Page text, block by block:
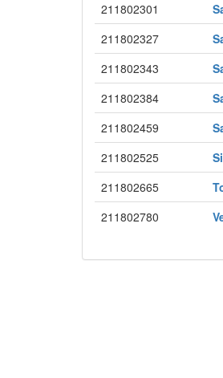
211802301
211802327
211802343
211802384
211802459
211802525
211802665
211802780